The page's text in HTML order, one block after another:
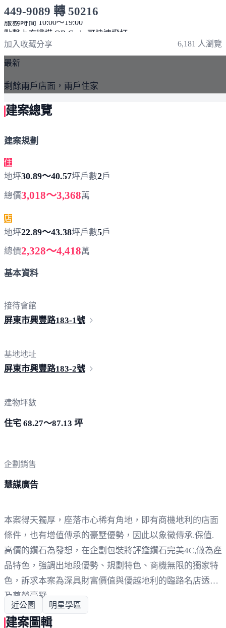
449-9089 轉 50216
服務時間 10:00～19:00
加入收藏分享 6,181 人瀏覽
最新
剩餘兩戶店面，兩戶住家
建案總覽
建案規劃
住
地坪30.89～40.57坪戶數2戶
總價3,018～3,368萬
店
地坪22.89～43.38坪戶數5戶
總價2,328～4,418萬
基本資料
接待會館
屏東市興豐路183-1號
基地地址
屏東市興豐路183-2號
建物坪數
住宅 68.27～87.13 坪
企劃銷售
慧謀廣告
本案得天獨厚，座落市心稀有角地，即有商機地利的店面
條件，也有增值傳承的豪墅優勢，因此以象徵傳承.保值.
高價的鑽石為發想，在企劃包裝將評鑑鑽石完美4C,做為產
品特色，強調出地段優勢、規劃特色、商機無限的獨家特
色，訴求本案為深具財富價值與優越地利的臨路名店透天
及尊榮豪墅
近公園 明星學區
建案圖輯